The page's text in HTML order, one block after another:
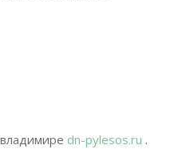
dn-pylesos.ru .